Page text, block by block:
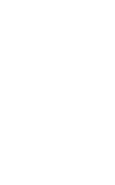
品です。
はありません。
品です。